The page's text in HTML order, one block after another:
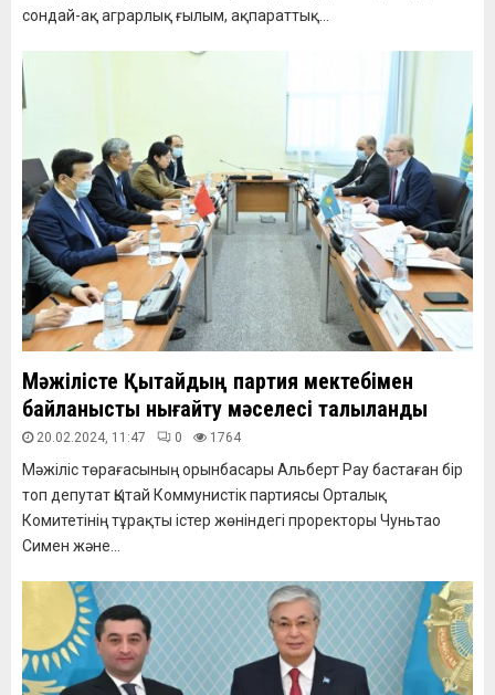
сондай-ақ аграрлық ғылым, ақпараттық...
Мәжілісте Қытайдың партия мектебімен
байланысты нығайту мәселесі талқыланды
20.02.2024, 11:47 0 1764
Мәжіліс төрағасының орынбасары Альберт Рау бастаған бір
топ депутат Қытай Коммунистік партиясы Орталық
Комитетінің тұрақты істер жөніндегі проректоры Чуньтао
Симен және...